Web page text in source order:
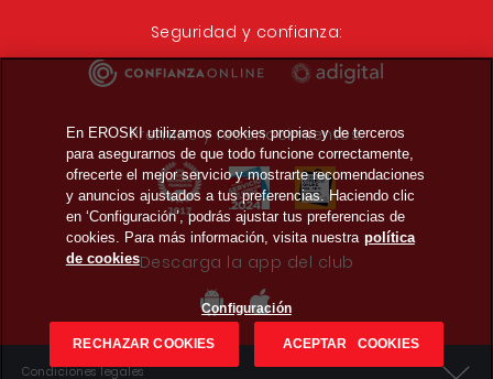
Seguridad y confianza:
Premios y reconocimientos:
Descarga la app del club
Condiciones legales
En EROSKI utilizamos cookies propias y de terceros
para asegurarnos de que todo funcione correctamente,
ofrecerte el mejor servicio y mostrarte recomendaciones
y anuncios ajustados a tus preferencias. Haciendo clic
en ‘Configuración’, podrás ajustar tus preferencias de
cookies. Para más información, visita nuestra política
de cookies
Configuración
RECHAZAR COOKIES ACEPTAR COOKIES